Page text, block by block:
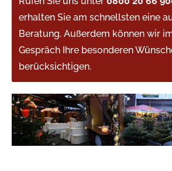
erhalten Sie am schnellsten eine
Beratung. Außerdem können wir
Gespräch Ihre besonderen
berücksichtigen.